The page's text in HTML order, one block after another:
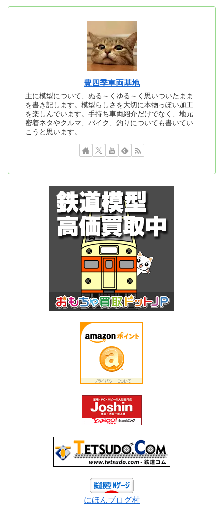
豊四季車両基地
主に模型について、ぬる～くゆる～く思いついたまま
を書き記します。模型らしさを大切に本物っぽい加工
を楽しんでいます。手持ち車両紹介だけでなく、地元
密着ネタやクルマ、バイク、釣りについても書いてい
こうと思います。
にほんブログ村